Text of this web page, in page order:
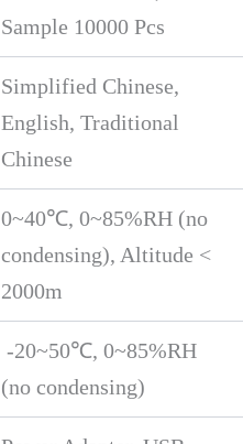
Sample 10000 Pcs
Simplified Chinese,
English, Traditional
Chinese
0~40℃, 0~85%RH (no
condensing), Altitude <
2000m
-20~50℃, 0~85%RH
(no condensing)